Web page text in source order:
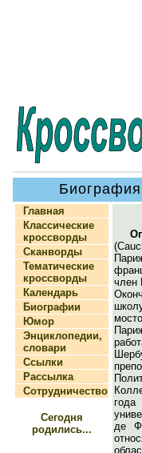
Главная
Классические
кроссворды
Сканворды
Тематические
кроссворды
Календарь
Биографии
Юмор
Энциклопедии,
словари
Ссылки
Рассылка
Сотрудничество
Сегодня
родились...
член
де